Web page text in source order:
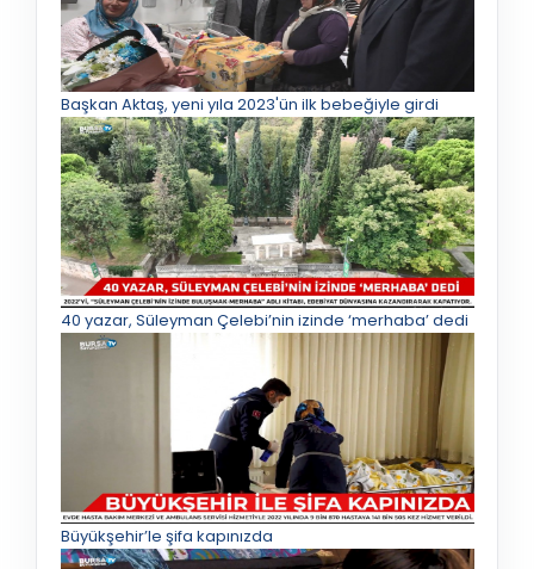
Başkan Aktaş, yeni yıla 2023'ün ilk bebeğiyle girdi
40 yazar, Süleyman Çelebi’nin izinde ‘merhaba’ dedi
Büyükşehir’le şifa kapınızda